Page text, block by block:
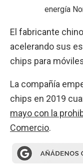
energía
El fabricante
acelerando sus
chips para
La compañía
chips en 2019
mayo con la
Comercio.